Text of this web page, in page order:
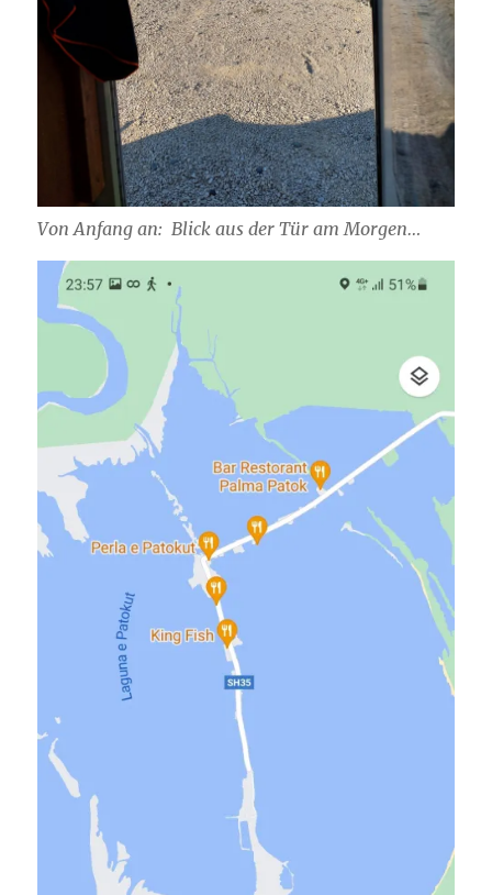
Von Anfang an: Blick aus der Tür am Morgen…